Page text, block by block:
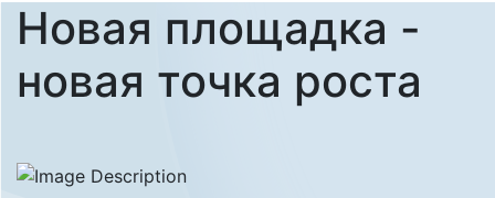
Новая площадка -
новая точка роста